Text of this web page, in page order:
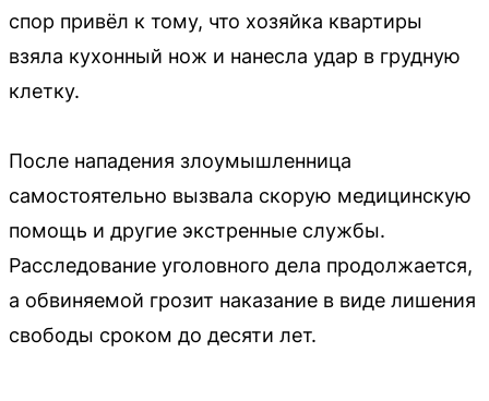
спор привёл к тому, что хозяйка квартиры
взяла кухонный нож и нанесла удар в грудную
клетку.
После нападения злоумышленница
самостоятельно вызвала скорую медицинскую
помощь и другие экстренные службы.
Расследование уголовного дела продолжается,
а обвиняемой грозит наказание в виде лишения
свободы сроком до десяти лет.